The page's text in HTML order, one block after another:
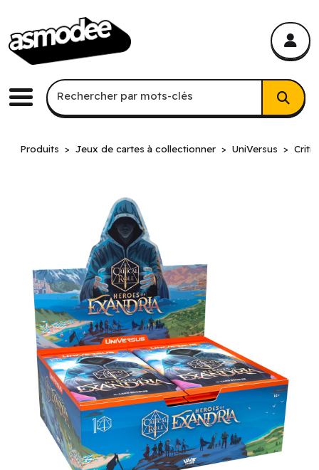
Menu
Recherche par mots-clés
Rechercher par mots-clés
Produits Jeux de cartes à collectionner UniVersus